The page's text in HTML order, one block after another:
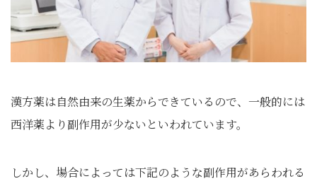
漢方薬は自然由来の生薬からできているので、一般的には
西洋薬より副作用が少ないといわれています。
しかし、場合によっては下記のような副作用があらわれる